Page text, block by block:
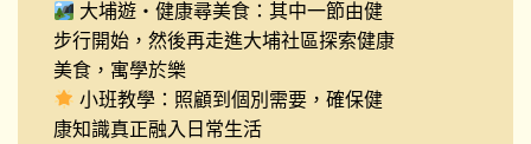
大埔遊・健康尋美食：其中一節由健
步行開始，然後再走進大埔社區探索健康
美食，寓學於樂
小班教學：照顧到個別需要，確保健
康知識真正融入日常生活